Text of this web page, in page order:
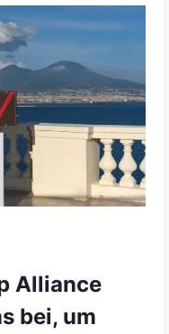
Alliance
bei, um